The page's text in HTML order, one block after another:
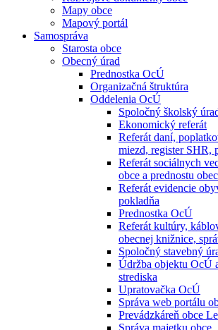
Mapy obce
Mapový portál
Samospráva
Starosta obce
Obecný úrad
Prednostka OcÚ
Organizačná štruktúra
Oddelenia OcÚ
Spoločný školský
Ekonomický referát
Referát daní,
miezd, register SHR,
Referát sociálnych
obce a prednostu
Referát evidencie
pokladňa
Prednostka OcÚ
Referát kultúry,
obecnej knižnice,
Spoločný stavebný
Údržba objektu OcÚ
strediska
Upratovačka OcÚ
Správa web portálu
Prevádzkáreň obce
Správa majetku obce